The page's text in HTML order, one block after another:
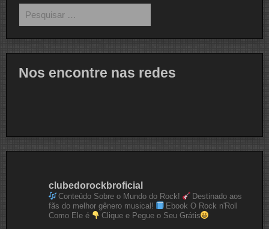
por:
Nos encontre nas redes
clubedorockbroficial
Conteúdo Sobre o Mundo do Rock!
Destinado aos
fãs do melhor gênero musical!
Ebook O Rock n'Roll
Como Ele é
Clique e Pegue o Seu Grátis